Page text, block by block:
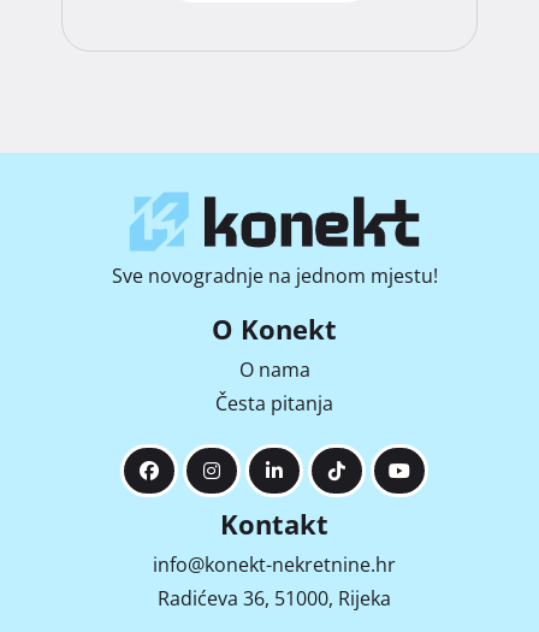
Sve novogradnje na jednom mjestu!
O Konekt
O nama
Česta pitanja
Kontakt
info@konekt-nekretnine.hr
Radićeva 36, 51000, Rijeka